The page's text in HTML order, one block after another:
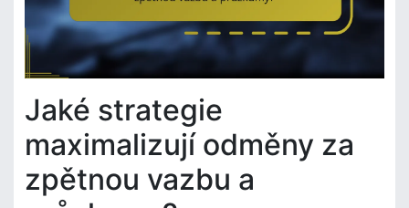
Jaké strategie
maximalizují odměny za
zpětnou vazbu a